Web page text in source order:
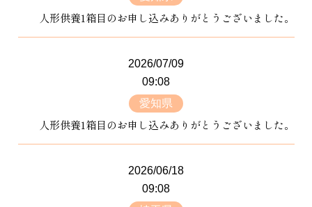
人形供養1箱目のお申し込みありがとうございました。
2026/07/09
09:08
愛知県
人形供養1箱目のお申し込みありがとうございました。
2026/06/18
09:08